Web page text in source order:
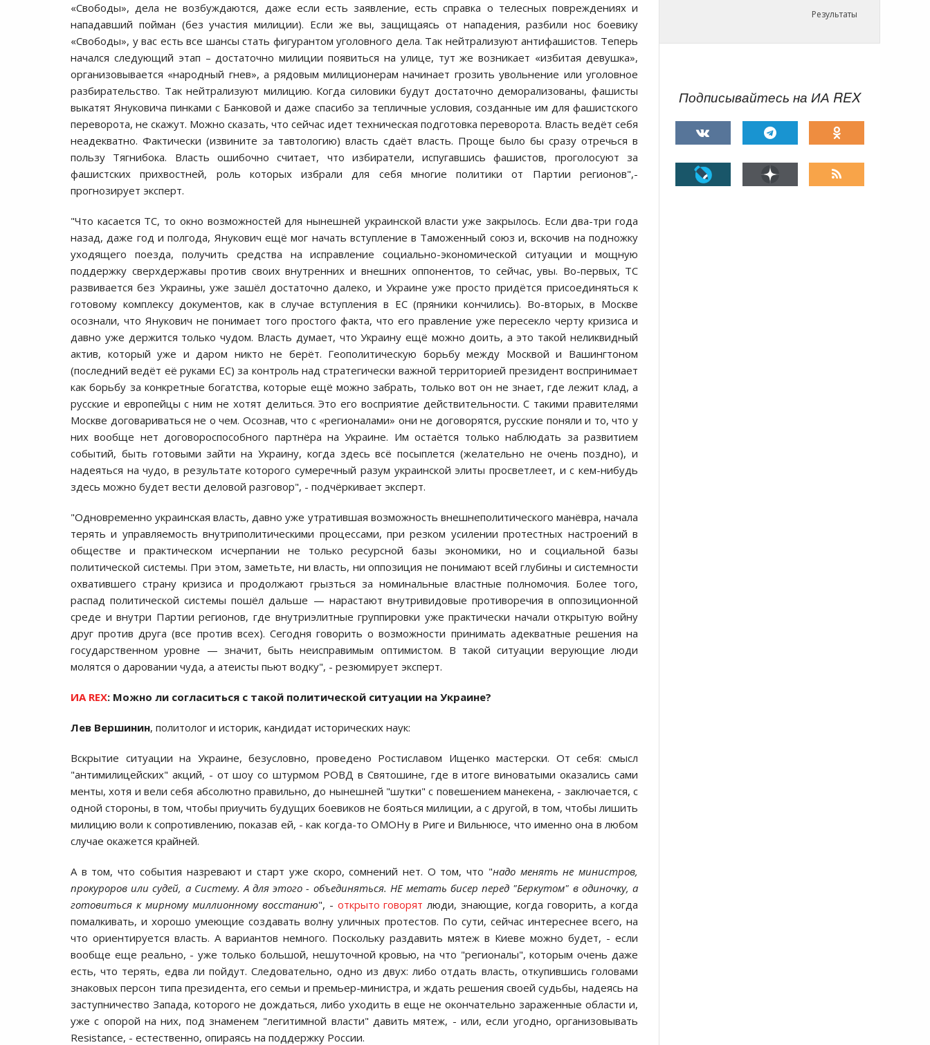
«Свободы», дела не возбуждаются, даже если есть заявление, есть справка о телесных повреждениях и
нападавший пойман (без участия милиции). Если же вы, защищаясь от нападения, разбили нос боевику
«Свободы», у вас есть все шансы стать фигурантом уголовного дела. Так нейтрализуют антифашистов. Теперь
начался следующий этап – достаточно милиции появиться на улице, тут же возникает «избитая девушка»,
организовывается «народный гнев», а рядовым милиционерам начинает грозить увольнение или уголовное
разбирательство. Так нейтрализуют милицию. Когда силовики будут достаточно деморализованы, фашисты
выкатят Януковича пинками с Банковой и даже спасибо за тепличные условия, созданные им для фашистского
переворота, не скажут. Можно сказать, что сейчас идет техническая подготовка переворота. Власть ведёт себя
неадекватно. Фактически (извините за тавтологию) власть сдаёт власть. Проще было бы сразу отречься в
пользу Тягнибока. Власть ошибочно считает, что избиратели, испугавшись фашистов, проголосуют за
фашистских прихвостней, роль которых избрали для себя многие политики от Партии регионов",-
прогнозирует эксперт.
"Что касается ТС, то окно возможностей для нынешней украинской власти уже закрылось. Если два-три года
назад, даже год и полгода, Янукович ещё мог начать вступление в Таможенный союз и, вскочив на подножку
уходящего поезда, получить средства на исправление социально-экономической ситуации и мощную
поддержку сверхдержавы против своих внутренних и внешних оппонентов, то сейчас, увы. Во-первых, ТС
развивается без Украины, уже зашёл достаточно далеко, и Украине уже просто придётся присоединяться к
готовому комплексу документов, как в случае вступления в ЕС (пряники кончились). Во-вторых, в Москве
осознали, что Янукович не понимает того простого факта, что его правление уже пересекло черту кризиса и
давно уже держится только чудом. Власть думает, что Украину ещё можно доить, а это такой неликвидный
актив, который уже и даром никто не берёт. Геополитическую борьбу между Москвой и Вашингтоном
(последний ведёт её руками ЕС) за контроль над стратегически важной территорией президент воспринимает
как борьбу за конкретные богатства, которые ещё можно забрать, только вот он не знает, где лежит клад, а
русские и европейцы с ним не хотят делиться. Это его восприятие действительности. С такими правителями
Москве договариваться не о чем. Осознав, что с «регионалами» они не договорятся, русские поняли и то, что у
них вообще нет договороспособного партнёра на Украине. Им остаётся только наблюдать за развитием
событий, быть готовыми зайти на Украину, когда здесь всё посыплется (желательно не очень поздно), и
надеяться на чудо, в результате которого сумеречный разум украинской элиты просветлеет, и с кем-нибудь
здесь можно будет вести деловой разговор", - подчёркивает эксперт.
"Одновременно украинская власть, давно уже утратившая возможность внешнеполитического манёвра, начала
терять и управляемость внутриполитическими процессами, при резком усилении протестных настроений в
обществе и практическом исчерпании не только ресурсной базы экономики, но и социальной базы
политической системы. При этом, заметьте, ни власть, ни оппозиция не понимают всей глубины и системности
охватившего страну кризиса и продолжают грызться за номинальные властные полномочия. Более того,
распад политической системы пошёл дальше — нарастают внутривидовые противоречия в оппозиционной
среде и внутри Партии регионов, где внутриэлитные группировки уже практически начали открытую войну
друг против друга (все против всех). Сегодня говорить о возможности принимать адекватные решения на
государственном уровне — значит, быть неисправимым оптимистом. В такой ситуации верующие люди
молятся о даровании чуда, а атеисты пьют водку", - резюмирует эксперт.
ИА REX: Можно ли согласиться с такой политической ситуации на Украине?
Лев Вершинин, политолог и историк, кандидат исторических наук:
Вскрытие ситуации на Украине, безусловно, проведено Ростиславом Ищенко мастерски. От себя: смысл
"антимилицейских" акций, - от шоу со штурмом РОВД в Святошине, где в итоге виноватыми оказались сами
менты, хотя и вели себя абсолютно правильно, до нынешней "шутки" с повешением манекена, - заключается, с
одной стороны, в том, чтобы приучить будущих боевиков не бояться милиции, а с другой, в том, чтобы лишить
милицию воли к сопротивлению, показав ей, - как когда-то ОМОНу в Риге и Вильнюсе, что именно она в любом
случае окажется крайней.
А в том, что события назревают и старт уже скоро, сомнений нет. О том, что "надо менять не министров,
прокуроров или судей, а Систему. А для этого - объединяться. НЕ метать бисер перед "Беркутом" в одиночку, а
готовиться к мирному миллионному восстанию", - открыто говорят люди, знающие, когда говорить, а когда
помалкивать, и хорошо умеющие создавать волну уличных протестов. По сути, сейчас интереснее всего, на
что ориентируется власть. А вариантов немного. Поскольку раздавить мятеж в Киеве можно будет, - если
вообще еще реально, - уже только большой, нешуточной кровью, на что "регионалы", которым очень даже
есть, что терять, едва ли пойдут. Следовательно, одно из двух: либо отдать власть, откупившись головами
знаковых персон типа президента, его семьи и премьер-министра, и ждать решения своей судьбы, надеясь на
заступничество Запада, которого не дождаться, либо уходить в еще не окончательно зараженные области и,
уже с опорой на них, под знаменем "легитимной власти" давить мятеж, - или, если угодно, организовывать
Resistance, - естественно, опираясь на поддержку России.
Результаты
Подписывайтесь на ИА REX